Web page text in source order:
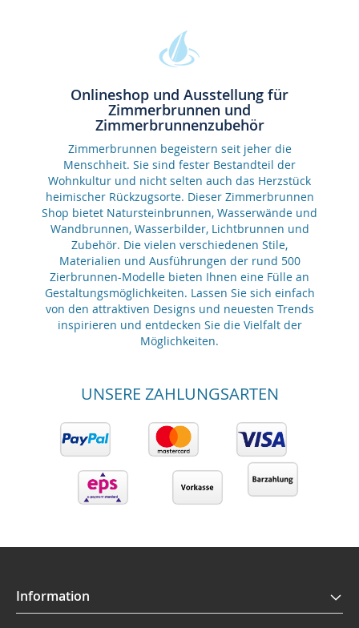
Onlineshop und Ausstellung für
Zimmerbrunnen und
Zimmerbrunnenzubehör
Zimmerbrunnen begeistern seit jeher die
Menschheit. Sie sind fester Bestandteil der
Wohnkultur und nicht selten auch das Herzstück
heimischer Rückzugsorte. Dieser Zimmerbrunnen
Shop bietet Natursteinbrunnen, Wasserwände und
Wandbrunnen, Wasserbilder, Lichtbrunnen und
Zubehör. Die vielen verschiedenen Stile,
Materialien und Ausführungen der rund 500
Zierbrunnen-Modelle bieten Ihnen eine Fülle an
Gestaltungsmöglichkeiten. Lassen Sie sich einfach
von den attraktiven Designs und neuesten Trends
inspirieren und entdecken Sie die Vielfalt der
Möglichkeiten.
UNSERE ZAHLUNGSARTEN
Information